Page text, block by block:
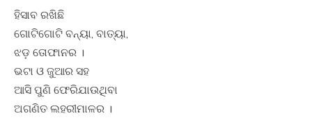
ହିସାବ ରଖିଛି
ଗୋଟିଗୋଟି ବନ୍ୟା, ବାତ୍ୟା,
ଝଡ଼ ତୋଫାନର ।
ଭଟା ଓ ଜୁଆର ସହ
ଆସି ପୁଣି ଫେରିଯାଉଥିବା
ଅଗଣିତ ଲହରୀମାଳର ।